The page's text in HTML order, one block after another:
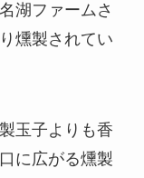
湖ファームさ
燻製されてい
玉子よりも香
に広がる燻製